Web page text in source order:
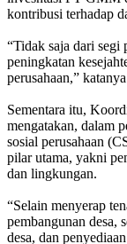
kontribusi terhadap
“Tidak saja dari segi
peningkatan
perusahaan,”
Sementara itu,
mengatakan, dalam
sosial perusahaan
pilar utama, yakni
dan lingkungan.
“Selain menyerap
pembangunan desa,
desa, dan